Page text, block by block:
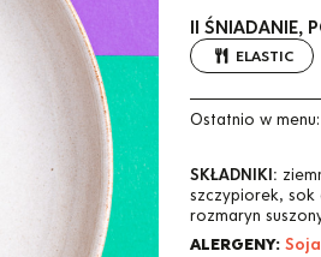
II ŚNIADANIE,
ELASTIC
Ostatnio w menu:
SKŁADNIKI:
szczypiorek, sok
rozmaryn
ALERGENY: Soja